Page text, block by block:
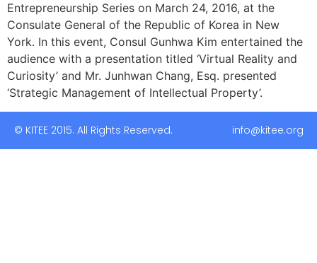
Entrepreneurship Series on March 24, 2016, at the
Consulate General of the Republic of Korea in New
York. In this event, Consul Gunhwa Kim entertained the
audience with a presentation titled ‘Virtual Reality and
Curiosity’ and Mr. Junhwan Chang, Esq. presented
‘Strategic Management of Intellectual Property’.
© KITEE 2015. All Rights Reserved. info@kitee.org